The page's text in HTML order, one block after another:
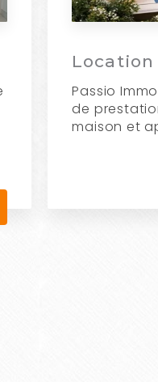
Location
Passio
de
maison et